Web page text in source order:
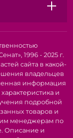
бумажных).
составы).
и
впитывается
1996 - 2025 г.
сайта в какой-
владельцев
информация
и
подробной
товаров и
менеджерам по
Описание и